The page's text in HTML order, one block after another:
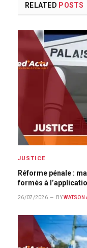
RELATED POSTS
JUSTICE
Réforme pénale :
formés à
26/07/2026 BY WATSON